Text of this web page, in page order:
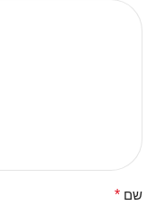
שם *